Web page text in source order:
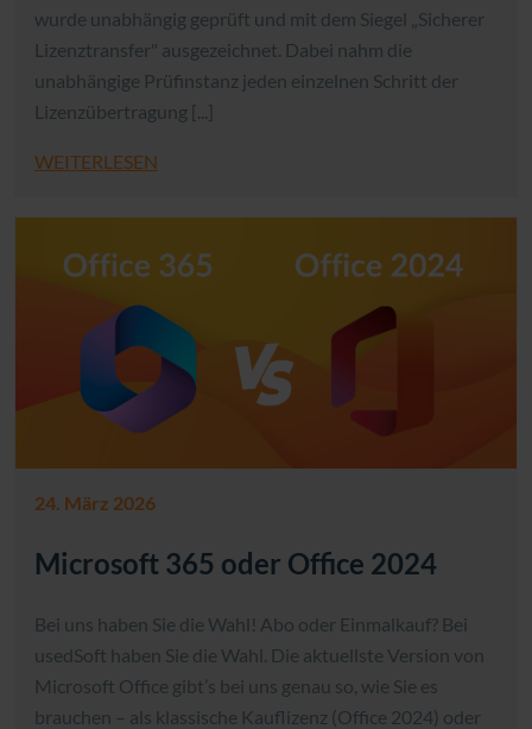
wurde unabhängig geprüft und mit dem Siegel „Sicherer
Lizenztransfer" ausgezeichnet. Dabei nahm die
unabhängige Prüfinstanz jeden einzelnen Schritt der
Lizenzübertragung [...]
WEITERLESEN
24. März 2026
Microsoft 365 oder Office 2024
Bei uns haben Sie die Wahl! Abo oder Einmalkauf? Bei
usedSoft haben Sie die Wahl. Die aktuellste Version von
Microsoft Office gibt’s bei uns genau so, wie Sie es
brauchen – als klassische Kauflizenz (Office 2024) oder